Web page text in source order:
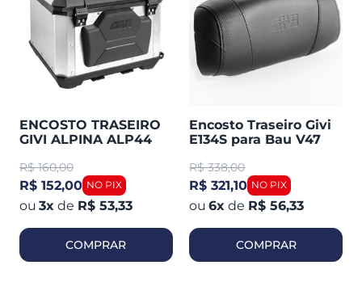
ENCOSTO TRASEIRO
GIVI ALPINA ALP44
R$ 160,00
R$ 152,00
3x de R$ 53,33
COMPRAR
Encosto Traseiro Givi
E134S para Bau V47
R$ 338,00
R$ 321,10
6x de R$ 56,33
COMPRAR